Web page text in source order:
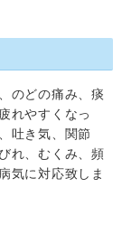
のどの痛み、痰
れやすくなっ
吐き気、関節
れ、むくみ、頻
気に対応致しま